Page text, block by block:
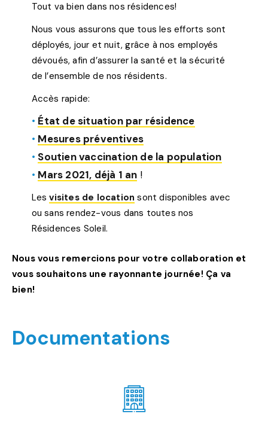
Tout va bien dans nos résidences!
Nous vous assurons que tous les efforts sont
déployés, jour et nuit, grâce à nos employés
dévoués, afin d’assurer la santé et la sécurité
de l’ensemble de nos résidents.
Accès rapide:
État de situation par résidence
Mesures préventives
Soutien vaccination de la population
Mars 2021, déjà 1 an !
Lesvisites de location sont disponibles avec
ou sans rendez-vous dans toutes nos
Résidences Soleil.
Nous vous remercions pour votre collaboration et
vous souhaitons une rayonnante journée! Ça va
bien!
Documentations